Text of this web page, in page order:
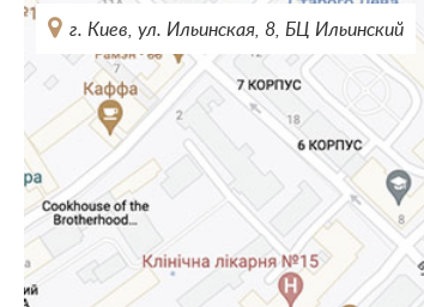
г. Киев, ул. Ильинская, 8, БЦ Ильинский